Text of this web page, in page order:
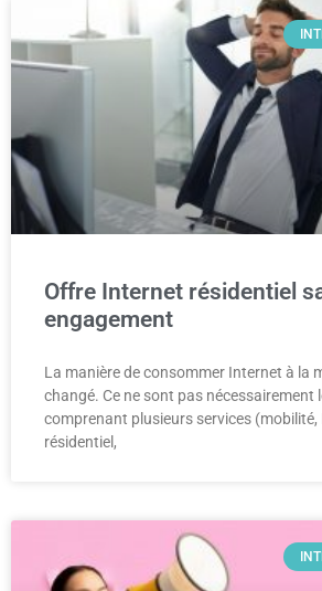
Offre Internet résidentiel
engagement
La manière de consommer Internet à la
changé. Ce ne sont pas nécessairement
comprenant plusieurs services
résidentiel,